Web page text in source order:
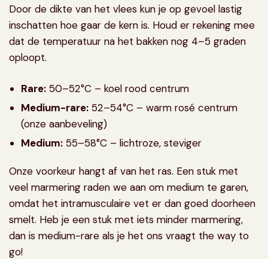
Door de dikte van het vlees kun je op gevoel lastig
inschatten hoe gaar de kern is. Houd er rekening mee
dat de temperatuur na het bakken nog 4–5 graden
oploopt.
Rare: 50–52°C – koel rood centrum
Medium-rare: 52–54°C – warm rosé centrum
(onze aanbeveling)
Medium: 55–58°C – lichtroze, steviger
Onze voorkeur hangt af van het ras. Een stuk met
veel marmering raden we aan om medium te garen,
omdat het intramusculaire vet er dan goed doorheen
smelt. Heb je een stuk met iets minder marmering,
dan is medium-rare als je het ons vraagt the way to
go!